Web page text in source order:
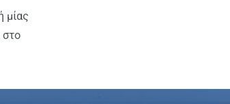
μίας
στο